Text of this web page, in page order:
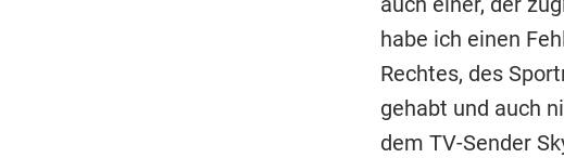
habe ich einen
Rechtes, des
gehabt und auch
dem TV-Sender